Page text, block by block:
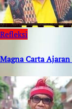
Refleksi
Magna Carta